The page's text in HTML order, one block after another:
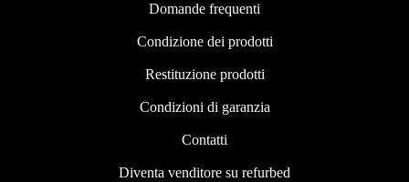
Domande frequenti
Condizione dei prodotti
Restituzione prodotti
Condizioni di garanzia
Contatti
Diventa venditore su refurbed